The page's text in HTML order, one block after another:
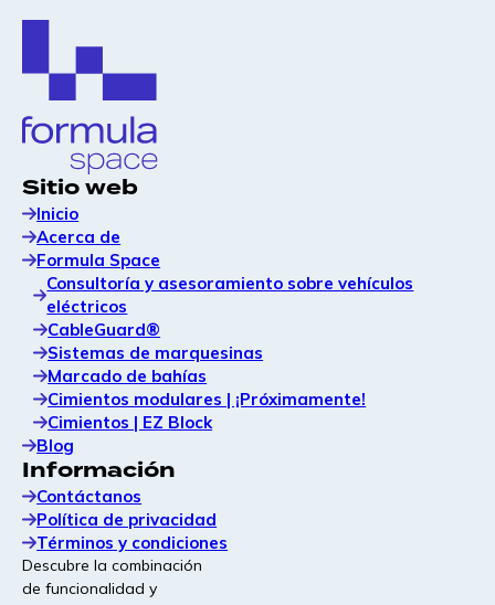
Sitio web
Inicio
Acerca de
Formula Space
Consultoría y asesoramiento sobre vehículos
eléctricos
CableGuard®
Sistemas de marquesinas
Marcado de bahías
Cimientos modulares | ¡Próximamente!
Cimientos | EZ Block
Blog
Información
Contáctanos
Política de privacidad
Términos y condiciones
Descubre la combinación
de funcionalidad y